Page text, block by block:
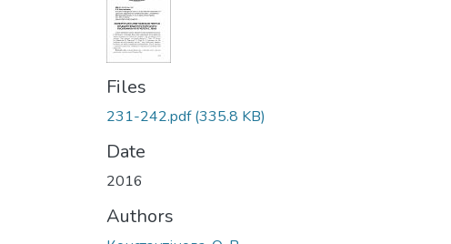
Files
231-242.pdf(335.8 KB)
Date
2016
Authors